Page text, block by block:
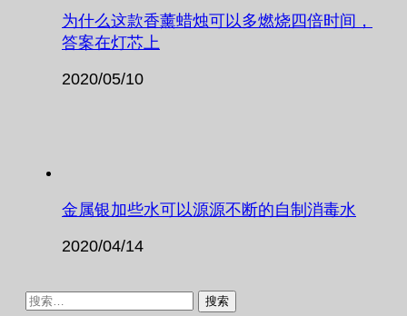
为什么这款香薰蜡烛可以多燃烧四倍时间，
答案在灯芯上
2020/05/10
金属银加些水可以源源不断的自制消毒水
2020/04/14
搜